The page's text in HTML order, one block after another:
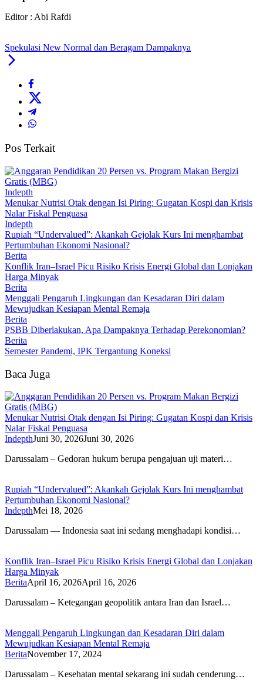
Editor : Abi Rafdi
Spekulasi New Normal dan Beragam Dampaknya
Pos Terkait
Indepth
Menukar Nutrisi Otak dengan Isi Piring: Gugatan Kospi dan Krisis
Nalar Fiskal Penguasa
Indepth
Rupiah “Undervalued”: Akankah Gejolak Kurs Ini menghambat
Pertumbuhan Ekonomi Nasional?
Berita
Konflik Iran–Israel Picu Risiko Krisis Energi Global dan Lonjakan
Harga Minyak
Berita
Menggali Pengaruh Lingkungan dan Kesadaran Diri dalam
Mewujudkan Kesiapan Mental Remaja
Berita
PSBB Diberlakukan, Apa Dampaknya Terhadap Perekonomian?
Berita
Semester Pandemi, IPK Tergantung Koneksi
Baca Juga
Menukar Nutrisi Otak dengan Isi Piring: Gugatan Kospi dan Krisis
Nalar Fiskal Penguasa
IndepthJuni 30, 2026Juni 30, 2026
Darussalam – Gedoran hukum berupa pengajuan uji materi…
Rupiah “Undervalued”: Akankah Gejolak Kurs Ini menghambat
Pertumbuhan Ekonomi Nasional?
IndepthMei 18, 2026
Darussalam — Indonesia saat ini sedang menghadapi kondisi…
Konflik Iran–Israel Picu Risiko Krisis Energi Global dan Lonjakan
Harga Minyak
BeritaApril 16, 2026April 16, 2026
Darussalam – Ketegangan geopolitik antara Iran dan Israel…
Menggali Pengaruh Lingkungan dan Kesadaran Diri dalam
Mewujudkan Kesiapan Mental Remaja
BeritaNovember 17, 2024
Darussalam – Kesehatan mental sekarang ini sudah cenderung…